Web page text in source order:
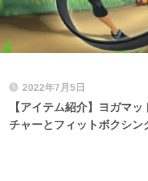
2022年7月5日
【アイテム紹介】ヨガマ
チャーとフィットボクシン